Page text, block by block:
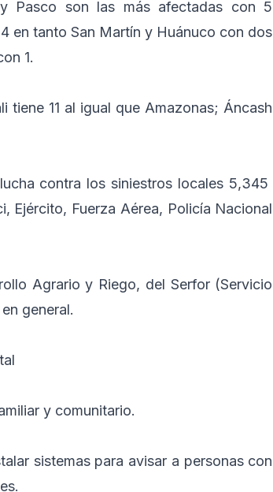
Pasco son las más afectadas con 5
en tanto San Martín y Huánuco con dos
1.
11 al igual que Amazonas; Áncash
contra los siniestros locales 5,345
Ejército, Fuerza Aérea, Policía Nacional
Agrario y Riego, del Serfor (Servicio
general.
y comunitario.
sistemas para avisar a personas con